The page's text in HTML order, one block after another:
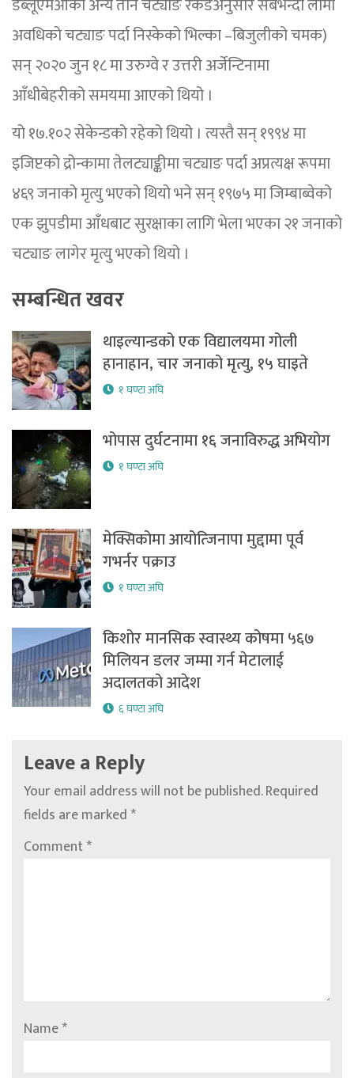
डब्लूएमओका अन्य तीन चट्याङ रेकर्डअनुसार सबैभन्दा लामो
अवधिको चट्याङ पर्दा निस्केको भिल्का –बिजुलीको चमक)
सन् २०२० जुन १८ मा उरुग्वे र उत्तरी अर्जेन्टिनामा
आँधीबेहरीको समयमा आएको थियो ।
यो १७.१०२ सेकेन्डको रहेको थियो । त्यस्तै सन् १९९४ मा
इजिप्टको द्रोन्कामा तेलट्याङ्कीमा चट्याङ पर्दा अप्रत्यक्ष रूपमा
४६९ जनाको मृत्यु भएको थियो भने सन् १९७५ मा जिम्बाब्वेको
एक झुपडीमा आँधबाट सुरक्षाका लागि भेला भएका २१ जनाको
चट्याङ लागेर मृत्यु भएको थियो ।
सम्बन्धित खवर
थाइल्यान्डको एक विद्यालयमा गोली
हानाहान, चार जनाको मृत्यु, १५ घाइते
१ घण्टा अघि
भोपास दुर्घटनामा १६ जनाविरुद्ध अभियोग
१ घण्टा अघि
मेक्सिकोमा आयोत्जिनापा मुद्दामा पूर्व
गभर्नर पक्राउ
१ घण्टा अघि
किशोर मानसिक स्वास्थ्य कोषमा ५६७
मिलियन डलर जम्मा गर्न मेटालाई
अदालतको आदेश
६ घण्टा अघि
Leave a Reply
Your email address will not be published.Required
fields are marked*
Comment*
Name*